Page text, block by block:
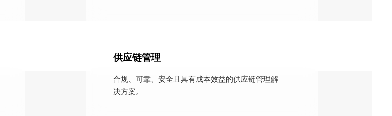
供应链管理
合规、可靠、安全且具有成本效益的供应链管理解
决方案。